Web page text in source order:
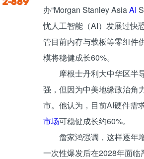
办“Morgan Stanley AsiaAI
忧人工智能（AI）发展过快
管目前内存与载板等零组件
模将稳健成长60%。
摩根士丹利大中华区半
强，但因为中美地缘政治角
市。他认为，目前AI硬件需
市场可稳健成长约60%。
詹家鸿强调，这样逐年
一次性爆发后在2028年面临